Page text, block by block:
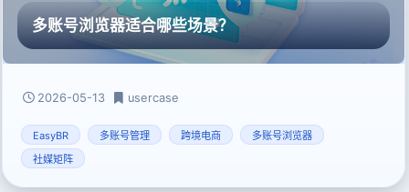
多账号浏览器适合哪些场景？
2026-05-13 usercase
EasyBR 多账号管理 跨境电商
多账号浏览器
社媒矩阵